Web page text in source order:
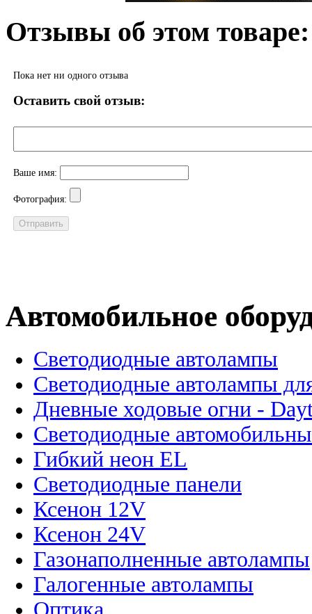
Отзывы об этом товаре:
Пока нет ни одного отзыва
Оставить свой отзыв:
Ваше имя:
Фотография:
Автомобильное
Светодиодные автолампы
Светодиодные автолампы
Дневные ходовые огни -
Светодиодные
Гибкий неон EL
Светодиодные панели
Ксенон 12V
Ксенон 24V
Газонаполненные автолампы
Галогенные автолампы